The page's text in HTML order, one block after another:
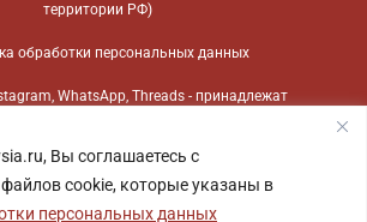
Вы соглашаетесь с
cookie, которые указаны в
персональных данных
территории РФ)
обработки персональных данных
WhatsApp, Threads - принадлежат